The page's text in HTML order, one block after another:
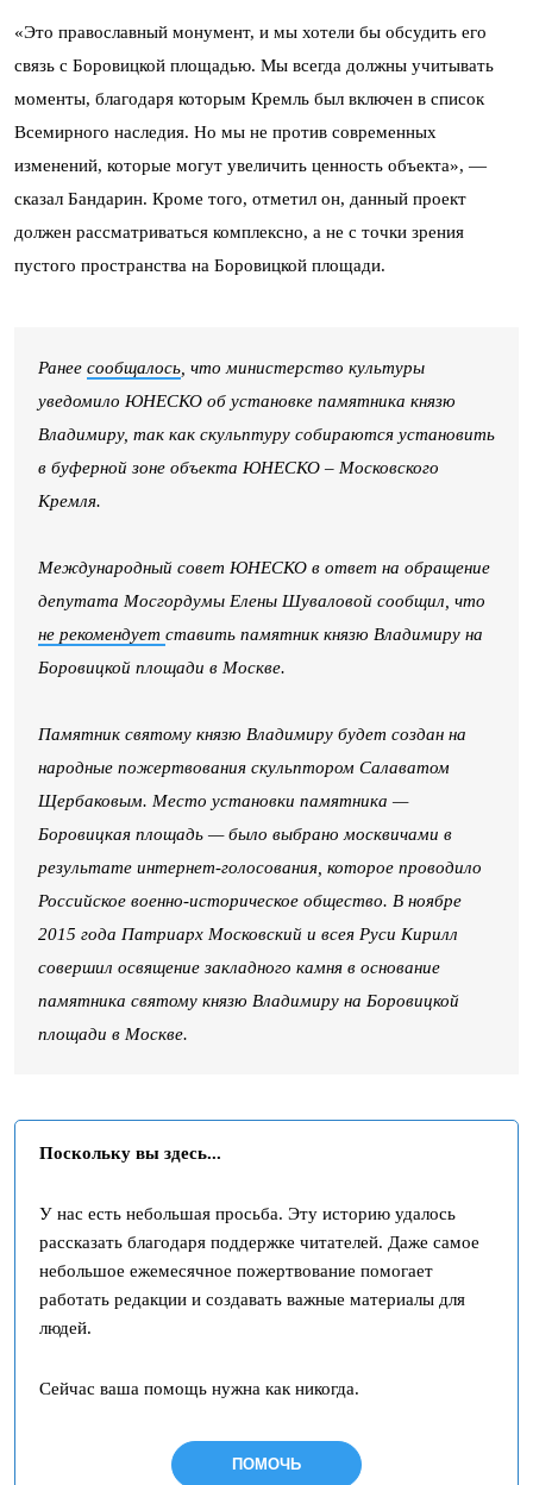
«Это православный монумент, и мы хотели бы обсудить его
связь с Боровицкой площадью. Мы всегда должны учитывать
моменты, благодаря которым Кремль был включен в список
Всемирного наследия. Но мы не против современных
изменений, которые могут увеличить ценность объекта», —
сказал Бандарин. Кроме того, отметил он, данный проект
должен рассматриваться комплексно, а не с точки зрения
пустого пространства на Боровицкой площади.
Ранее сообщалось , что министерство культуры
уведомило ЮНЕСКО об установке памятника князю
Владимиру, так как скульптуру собираются установить
в буферной зоне объекта ЮНЕСКО – Московского
Кремля.
Международный совет ЮНЕСКО в ответ на обращение
депутата Мосгордумы Елены Шуваловой сообщил, что
не рекомендует ставить памятник князю Владимиру на
Боровицкой площади в Москве.
Памятник святому князю Владимиру будет создан на
народные пожертвования скульптором Салаватом
Щербаковым. Место установки памятника —
Боровицкая площадь — было выбрано москвичами в
результате интернет-голосования, которое проводило
Российское военно-историческое общество. В ноябре
2015 года Патриарх Московский и всея Руси Кирилл
совершил освящение закладного камня в основание
памятника святому князю Владимиру на Боровицкой
площади в Москве.
Поскольку вы здесь...
У нас есть небольшая просьба. Эту историю удалось
рассказать благодаря поддержке читателей. Даже самое
небольшое ежемесячное пожертвование помогает
работать редакции и создавать важные материалы для
людей.
Сейчас ваша помощь нужна как никогда.
ПОМОЧЬ